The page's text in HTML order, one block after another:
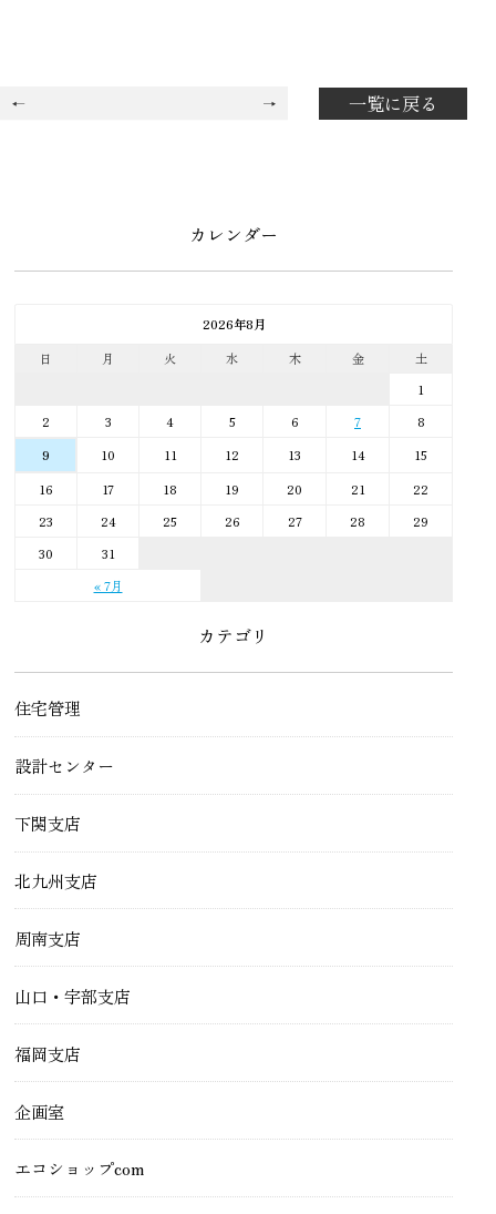
一覧に戻る
カレンダー
2026年8月
日
月 火 水 木 金 土
« 7月
1
2
3 4 5 6 7
8
9
10 11 12 13 14
15
16
17 18 19 20 21
22
23
24 25 26 27 28
29
30
31
カテゴリ
住宅管理
設計センター
下関支店
北九州支店
周南支店
山口・宇部支店
福岡支店
企画室
エコショップcom